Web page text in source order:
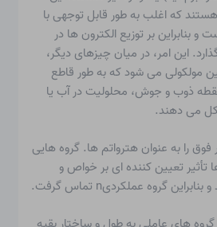
هستند که اغلب به طور قابل توجهی با
بنابراین بر توزیع الکترون ها در
این امر، در میان چیزهای دیگر،
مولکولی می شود که به طور قاطع
ذوب و جوش، محلولیت در آب یا
می دهند.
را به عنوان هترواتم ها. گروه هایی
تأثیر تعیین کننده ای بر خواص و
بنابراینگروه عملکردیn تماس گرفت.